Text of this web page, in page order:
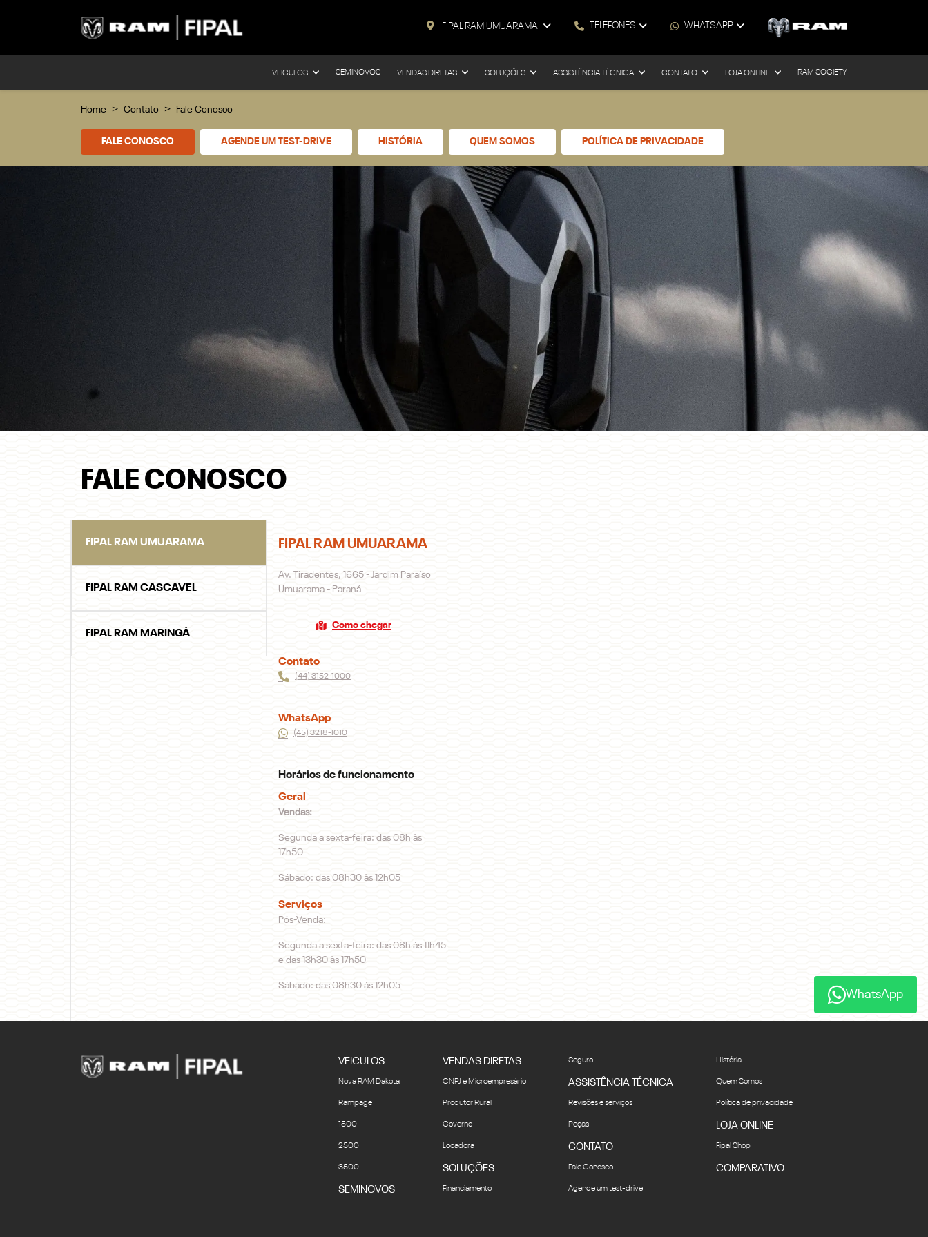
FIPAL RAM UMUARAMA TELEFONES WHATSAPP
VEICULOS SEMINOVOS VENDAS DIRETAS SOLUÇÕES ASSISTÊNCIA TÉCNICA CONTATO LOJA ONLINE RAM SOCIETY
Home Contato Fale Conosco
FALE CONOSCO AGENDE UM TEST-DRIVE HISTÓRIA QUEM SOMOS POLÍTICA DE PRIVACIDADE
FALE CONOSCO
FIPAL RAM UMUARAMA
FIPAL RAM CASCAVEL
FIPAL RAM MARINGÁ
FIPAL RAM UMUARAMA
Av. Tiradentes, 1665 - Jardim Paraíso
Umuarama - Paraná
Como chegar
Contato
(44) 3152-1000
WhatsApp
(45) 3218-1010
Horários de funcionamento
Geral
Vendas:
Segunda a sexta-feira: das 08h às
17h50
Sábado: das 08h30 às 12h05
Serviços
Pós-Venda:
Segunda a sexta-feira: das 08h às 11h45
e das 13h30 às 17h50
Sábado: das 08h30 às 12h05
VEICULOS
Nova RAM Dakota
Rampage
1500
2500
3500
SEMINOVOS
VENDAS DIRETAS
CNPJ e Microempresário
Produtor Rural
Governo
Locadora
SOLUÇÕES
Financiamento
Seguro
ASSISTÊNCIA TÉCNICA
Revisões e serviços
Peças
CONTATO
Fale Conosco
Agende um test-drive
História
Quem Somos
Política de privacidade
LOJA ONLINE
Fipal Shop
COMPARATIVO
WhatsApp